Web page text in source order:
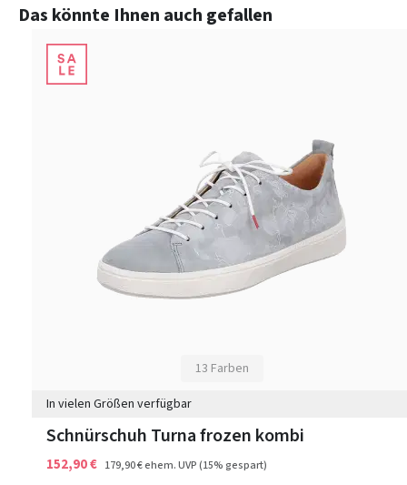
Produktgalerie überspringen
Das könnte Ihnen auch gefallen
13 Farben
In vielen Größen verfügbar
Schnürschuh Turna frozen kombi
152,90 € 179,90 €ehem. UVP(15% gespart)